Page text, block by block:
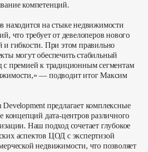
компетенций.
находится на стыке недвижимости
что требует от девелоперов нового
и гибкости. При этом правильно
могут обеспечить стабильный
с премией к традиционным сегментам
— подводит итог Максим
предлагает комплексные
концепций дата-центров различного
Наш подход сочетает глубокое
аспектов ЦОД с экспертизой
недвижимости, что позволяет